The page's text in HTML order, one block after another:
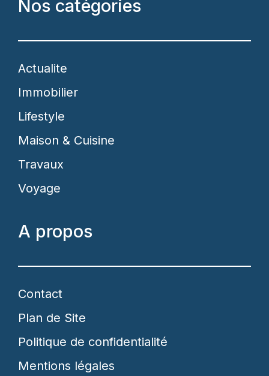
Nos catégories
Actualite
Immobilier
Lifestyle
Maison & Cuisine
Travaux
Voyage
A propos
Contact
Plan de Site
Politique de confidentialité
Mentions légales